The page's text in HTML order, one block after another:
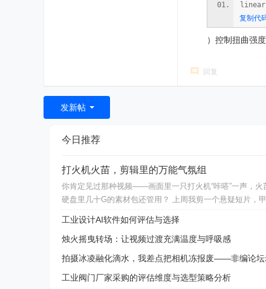
复制代
）控制扭曲强
回复
发新帖
今日推荐
打火机火苗，剪辑里的万能气氛组
你肯定见过那种视频——画面里一只打火机“咔嗒”一声，
硬盘里几十G的素材包还管用？ 上周我剪一个悬疑短片，
工业设计AI软件如何评估与选择
烛火摇曳转场：让视频过渡充满温度与呼吸感
拍摄冰凌融化滴水，我差点把相机冻报废——非编论坛
工业阀门厂家采购的评估维度与选型策略分析